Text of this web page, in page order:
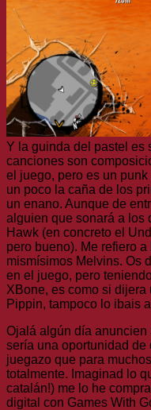
Y la guinda del pastel es
canciones son
el juego, pero es un
un poco la caña de los
un enano. Aunque de
alguien que sonará a los
Hawk (en concreto el
pero bueno). Me refiero
mismísimos Melvins. Os
en el juego, pero
XBone, es como si
Pippin, tampoco lo ibais
Ojalá algún día anuncien
sería una oportunidad de
juegazo que para
totalmente. Imaginad lo
catalán!) me lo he
digital con Games With